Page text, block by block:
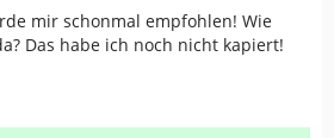
mir schonmal empfohlen! Wie
Das habe ich noch nicht kapiert!